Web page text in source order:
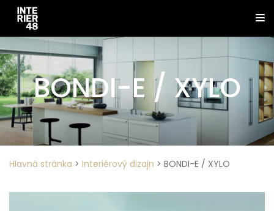
BONDI-E / XYLO
Hlavná stránka > Interiérový dizajn > BONDI-E / XYLO